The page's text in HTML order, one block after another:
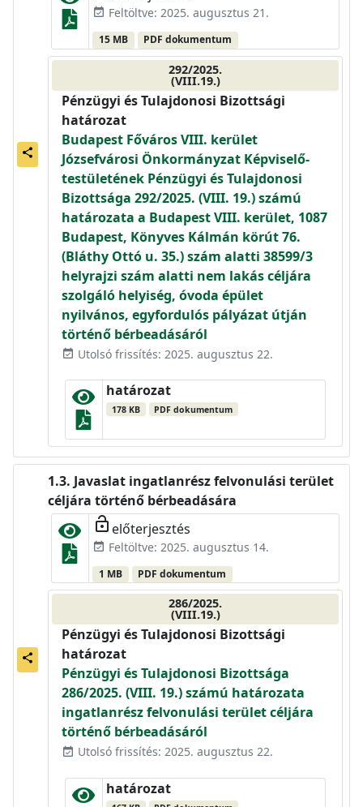
share
event_available Feltöltve: 2025. augusztus 21.
15 MB PDF dokumentum
292/2025.
(VIII.19.)
Pénzügyi és Tulajdonosi Bizottsági
határozat
Budapest Főváros VIII. kerület
Józsefvárosi Önkormányzat Képviselő-
testületének Pénzügyi és Tulajdonosi
Bizottsága 292/2025. (VIII. 19.) számú
határozata a Budapest VIII. kerület, 1087
Budapest, Könyves Kálmán körút 76.
(Bláthy Ottó u. 35.) szám alatti 38599/3
helyrajzi szám alatti nem lakás céljára
szolgáló helyiség, óvoda épület
nyilvános, egyfordulós pályázat útján
történő bérbeadásáról
event_available Utolsó frissítés: 2025. augusztus 22.
határozat
178 KB PDF dokumentum
share
Javaslat ingatlanrész felvonulási terület
céljára történő bérbeadására
lock_open előterjesztés
event_available Feltöltve: 2025. augusztus 14.
1 MB PDF dokumentum
286/2025.
(VIII.19.)
Pénzügyi és Tulajdonosi Bizottsági
határozat
Pénzügyi és Tulajdonosi Bizottsága
286/2025. (VIII. 19.) számú határozata
ingatlanrész felvonulási terület céljára
történő bérbeadásáról
event_available Utolsó frissítés: 2025. augusztus 22.
határozat